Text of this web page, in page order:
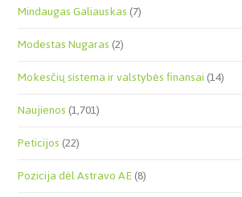
Mindaugas Galiauskas(7)
Modestas Nugaras(2)
Mokesčių sistema ir valstybės finansai(14)
Naujienos(1,701)
Peticijos(22)
Pozicija dėl Astravo AE(8)